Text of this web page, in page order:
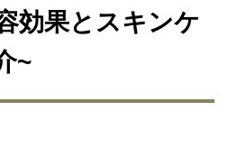
効果とスキンケ
~